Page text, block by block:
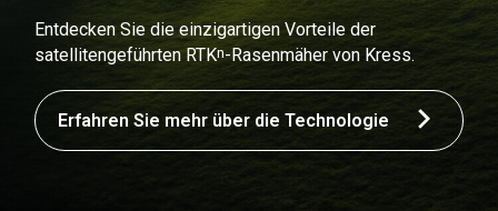
Entdecken Sie die einzigartigen Vorteile der
satellitengeführten RTKn-Rasenmäher von Kress.
Erfahren Sie mehr über die Technologie